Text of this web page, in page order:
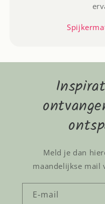
Meld je dan
maandelijkse mail
E‑mail